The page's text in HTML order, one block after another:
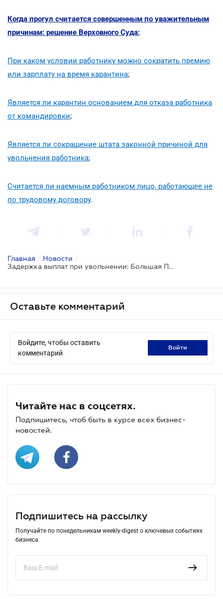
Когда прогул считается совершенным по уважительным
причинам: решение Верховного Суда;
При каком условии работнику можно сократить премию
или зарплату на время карантина;
Является ли карантин основанием для отказа работника
от командировки;
Является ли сокращение штата законной причиной для
увольнения работника;
Считается ли наемным работником лицо, работающее не
по трудовому договору.
Главная / Новости /
Задержка выплат при увольнении: Большая Палата указала особенности начисления
Оставьте комментарий
Войдите, чтобы оставить
комментарий
войти
Читайте нас в соцсетях.
Подпишитесь, чтоб быть в курсе всех бизнес-
новостей.
Подпишитесь на рассылку
Получайте по понедельникам weekly-digest о ключевых событиях
бизнеса